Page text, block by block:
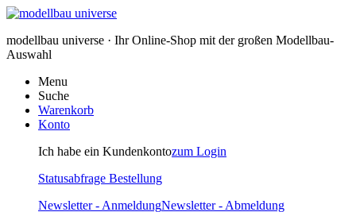
modellbau universe · Ihr Online-Shop mit der großen Modellbau-
Auswahl
Menu
Suche
Warenkorb
Konto
Ich habe ein Kundenkontozum Login
Statusabfrage Bestellung
Newsletter - AnmeldungNewsletter - Abmeldung